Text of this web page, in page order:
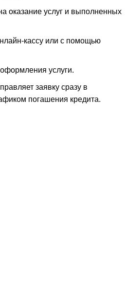
оказание услуг и выполненных
кассу или с помощью
услуги.
заявку сразу в
погашения кредита.